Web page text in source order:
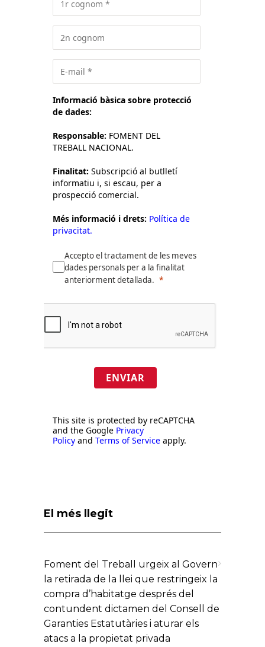
Informació bàsica sobre protecció
de dades:
Responsable: FOMENT DEL
TREBALL NACIONAL.
Finalitat: Subscripció al butlletí
informatiu i, si escau, per a
prospecció comercial.
Més informació i drets: Política de
privacitat.
Accepto el tractament de les meves
dades personals per a la finalitat
anteriorment detallada.
ENVIAR
This site is protected by reCAPTCHA
and the Google Privacy
Policy and Terms of Service apply.
El més llegit
Foment del Treball urgeix al Govern
la retirada de la llei que restringeix la
compra d’habitatge després del
contundent dictamen del Consell de
Garanties Estatutàries i aturar els
atacs a la propietat privada